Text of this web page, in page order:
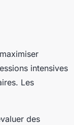
intensives
Les
des